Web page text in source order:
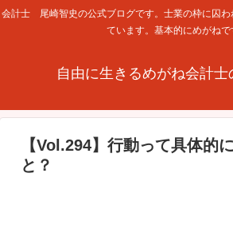
会計士 尾崎智史の公式ブログです。士業の枠に囚わ
ています。基本的にめがねで
自由に生きるめがね会計士
【Vol.294】行動って具体的
と？